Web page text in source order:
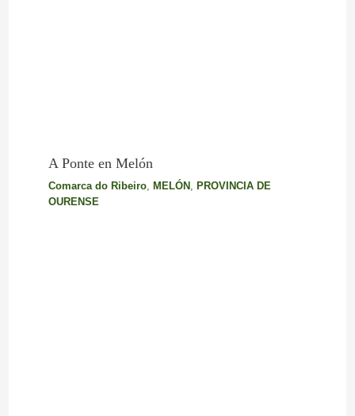
A Ponte en Melón
Comarca do Ribeiro, MELÓN, PROVINCIA DE
OURENSE